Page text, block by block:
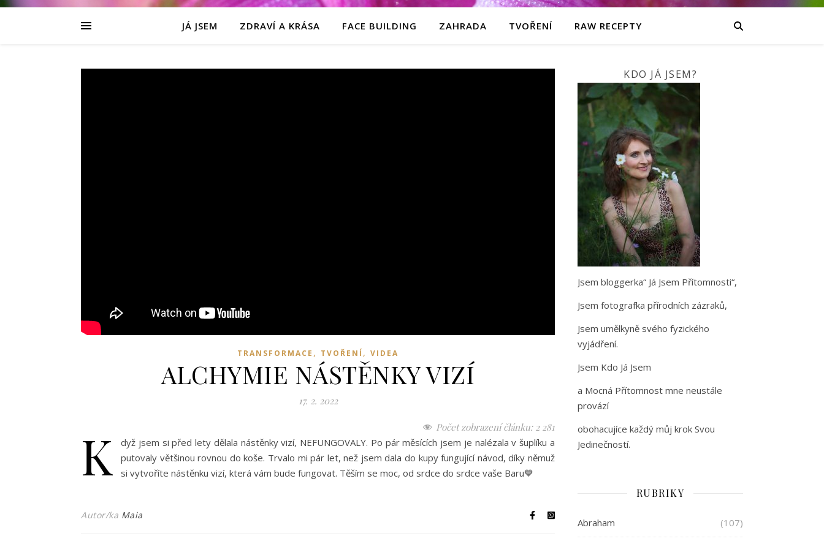
JÁ JSEM ZDRAVÍ A KRÁSA FACE BUILDING ZAHRADA TVOŘENÍ RAW RECEPTY
TRANSFORMACE , TVOŘENÍ , VIDEA
ALCHYMIE NÁSTĚNKY VIZÍ
17. 2. 2022
Počet zobrazení článku: 2 281
K
dyž jsem si před lety dělala nástěnky vizí, NEFUNGOVALY. Po pár měsících jsem je nalézala v šuplíku a
putovaly většinou rovnou do koše. Trvalo mi pár let, než jsem dala do kupy fungující návod, díky němuž
si vytvoříte nástěnku vizí, která vám bude fungovat. Těším se moc, od srdce do srdce vaše Baru💙
Autor/ka Maia
KDO JÁ JSEM?
Jsem bloggerka“ Já Jsem Přítomnosti“,
Jsem fotografka přírodních zázraků,
Jsem umělkyně svého fyzického
vyjádření.
Jsem Kdo Já Jsem
a Mocná Přítomnost mne neustále
provází
obohacujíce každý můj krok Svou
Jedinečností.
RUBRIKY
Abraham (107)